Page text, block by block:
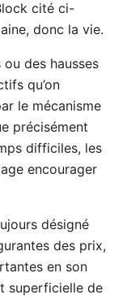
cité ci-
donc la vie.
ou des hausses
qu’on
le mécanisme
précisément
difficiles, les
encourager
désigné
des prix,
en son
superficielle de